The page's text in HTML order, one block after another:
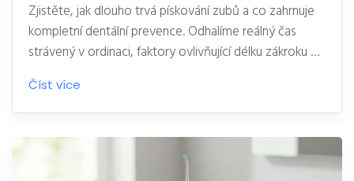
Zjistěte, jak dlouho trvá pískování zubů a co zahrnuje
kompletní dentální prevence. Odhalíme reálný čas
strávený v ordinaci, faktory ovlivňující délku zákroku a
rady pro péči po čištění.
Číst více